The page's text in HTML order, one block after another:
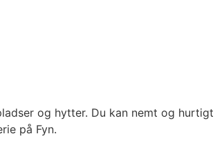
og hytter. Du kan nemt og hurtigt
på Fyn.